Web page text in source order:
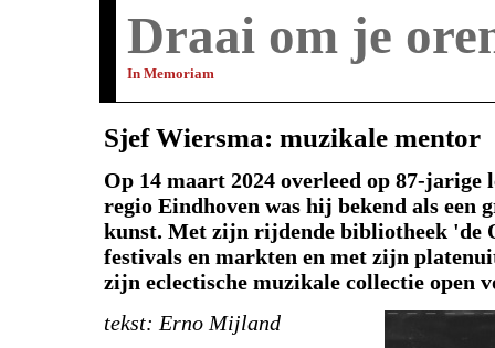
Draai om je
In Memoriam
Sjef Wiersma: muzikale mentor
Op 14 maart 2024 overleed op 87-
regio Eindhoven was hij bekend als een
kunst. Met zijn rijdende bibliotheek 'de
festivals en markten en met zijn
zijn eclectische muzikale collectie open
tekst: Erno Mijland